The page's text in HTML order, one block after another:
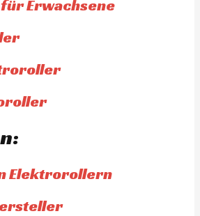
Erwachsene
Elektrorollern